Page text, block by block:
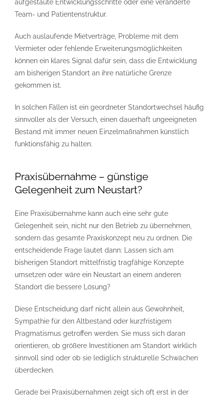
aufgestaute Entwicklungsschritte oder eine veränderte
Team- und Patientenstruktur.
Auch auslaufende Mietverträge, Probleme mit dem
Vermieter oder fehlende Erweiterungsmöglichkeiten
können ein klares Signal dafür sein, dass die Entwicklung
am bisherigen Standort an ihre natürliche Grenze
gekommen ist.
In solchen Fällen ist ein geordneter Standortwechsel häufig
sinnvoller als der Versuch, einen dauerhaft ungeeigneten
Bestand mit immer neuen Einzelmaßnahmen künstlich
funktionsfähig zu halten.
Praxisübernahme – günstige
Gelegenheit zum Neustart?
Eine Praxisübernahme kann auch eine sehr gute
Gelegenheit sein, nicht nur den Betrieb zu übernehmen,
sondern das gesamte Praxiskonzept neu zu ordnen. Die
entscheidende Frage lautet dann: Lassen sich am
bisherigen Standort mittelfristig tragfähige Konzepte
umsetzen oder wäre ein Neustart an einem anderen
Standort die bessere Lösung?
Diese Entscheidung darf nicht allein aus Gewohnheit,
Sympathie für den Altbestand oder kurzfristigem
Pragmatismus getroffen werden. Sie muss sich daran
orientieren, ob größere Investitionen am Standort wirklich
sinnvoll sind oder ob sie lediglich strukturelle Schwächen
überdecken.
Gerade bei Praxisübernahmen zeigt sich oft erst in der